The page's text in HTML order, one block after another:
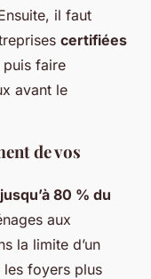
il faut
certifiées
puis faire
avant le
de vos
jusqu’à 80 % du
aux
la limite d’un
foyers plus